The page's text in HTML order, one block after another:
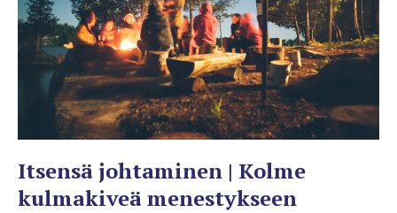
Itsensä johtaminen | Kolme
kulmakiveä menestykseen